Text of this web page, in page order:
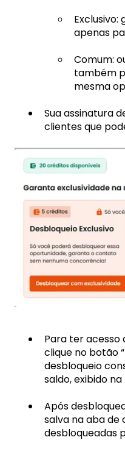
apenas
Comum:
também
mesma
Sua assinatura
clientes que
Para ter acesso
clique no botão
desbloqueio
saldo, exibido
Após
salva na aba de
desbloqueadas